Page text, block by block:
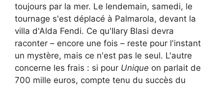
toujours par la mer. Le lendemain, samedi, le
tournage s'est déplacé à Palmarola, devant la
villa d'Alda Fendi. Ce qu'Ilary Blasi devra
raconter – encore une fois – reste pour l'instant
un mystère, mais ce n'est pas le seul. L'autre
concerne les frais : si pour Unique on parlait de
700 mille euros, compte tenu du succès du